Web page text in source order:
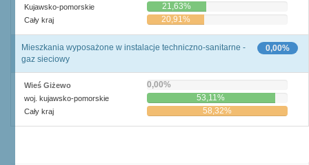
Kujawsko-pomorskie 21,63%
Cały kraj 20,91%
0,00%
Mieszkania wyposażone w instalacje techniczno-sanitarne -
gaz sieciowy
Wieś Giżewo 0,00%
woj. kujawsko-pomorskie 53,11%
Cały kraj 58,32%